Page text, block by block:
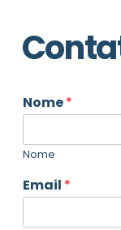
Nome*
Nome
Email *